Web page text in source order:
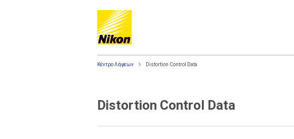
Κέντρο Λήψεων Distortion Control Data
Distortion Control Data